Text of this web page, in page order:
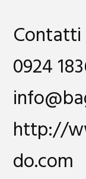
Contatti
0924
http://
do.com